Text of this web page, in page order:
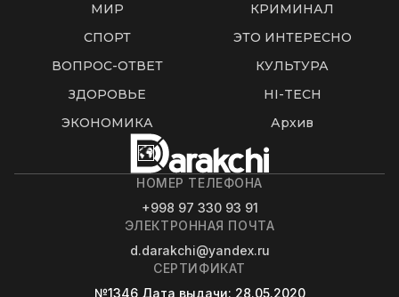
МИР
КРИМИНАЛ
СПОРТ
ЭТО ИНТЕРЕСНО
ВОПРОС-ОТВЕТ
КУЛЬТУРА
ЗДОРОВЬЕ
HI-TECH
ЭКОНОМИКА
Архив
НОМЕР ТЕЛЕФОНА
+998 97 330 93 91
ЭЛЕКТРОННАЯ ПОЧТА
d.darakchi@yandex.ru
СЕРТИФИКАТ
№1346 Дата выдачи: 28.05.2020